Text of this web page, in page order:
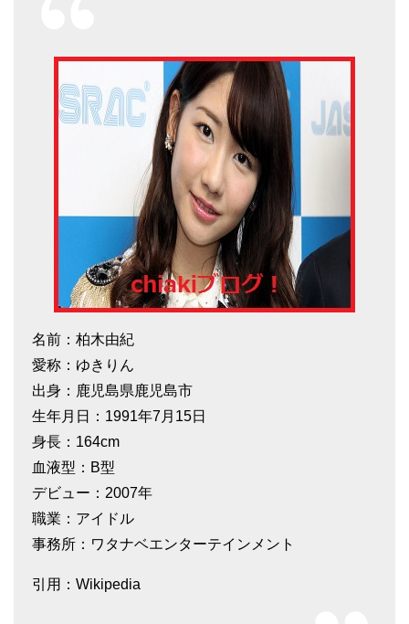
名前：柏木由紀
愛称：ゆきりん
出身：鹿児島県鹿児島市
生年月日：1991年7月15日
身長：164cm
血液型：B型
デビュー：2007年
職業：アイドル
事務所：ワタナベエンターテインメント
引用：Wikipedia